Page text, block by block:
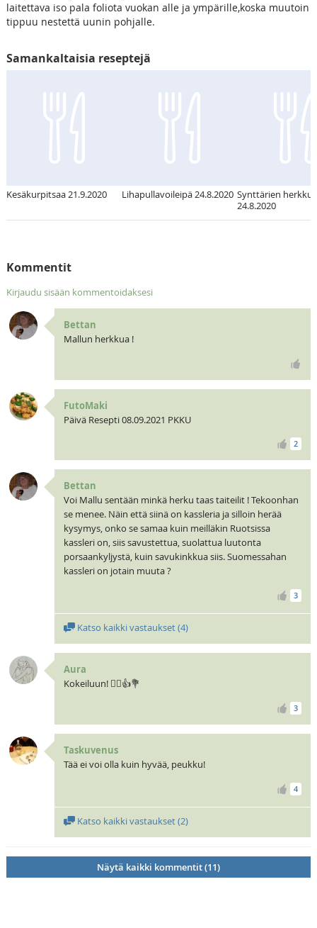
laitettava iso pala foliota vuokan alle ja ympärille,koska muutoin
tippuu nestettä uunin pohjalle.
Samankaltaisia reseptejä
Kesäkurpitsaa 21.9.2020 Lihapullavoileipä 24.8.2020 Synttärien
24.8.2020
Kommentit
Kirjaudu sisään kommentoidaksesi
Bettan
Mallun herkkua !
FutoMaki
Päivä Resepti 08.09.2021 PKKU
2
Bettan
Voi Mallu sentään minkä herku taas taiteilit ! Tekoonhan
se menee. Näin että siinä on kassleria ja silloin herää
kysymys, onko se samaa kuin meilläkin Ruotsissa
kassleri on, siis savustettua, suolattua luutonta
porsaankyljystä, kuin savukinkkua siis. Suomessahan
kassleri on jotain muuta ?
3
Katso kaikki vastaukset (4)
Aura
Kokeiluun! 🧝‍♀️👍💐
3
Taskuvenus
Tää ei voi olla kuin hyvää, peukku!
4
Katso kaikki vastaukset (2)
Näytä kaikki kommentit (11)